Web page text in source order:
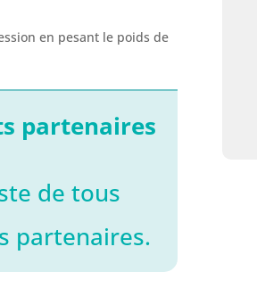
en pesant le poids de
partenaires
de tous
partenaires.